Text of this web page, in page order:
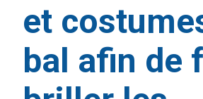
et
bal afin de